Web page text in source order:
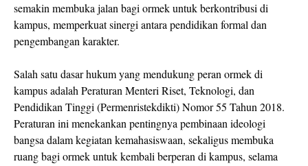
semakin membuka jalan bagi ormek untuk berkontribusi di
kampus, memperkuat sinergi antara pendidikan formal dan
pengembangan karakter.
Salah satu dasar hukum yang mendukung peran ormek di
kampus adalah Peraturan Menteri Riset, Teknologi, dan
Pendidikan Tinggi (Permenristekdikti) Nomor 55 Tahun 2018.
Peraturan ini menekankan pentingnya pembinaan ideologi
bangsa dalam kegiatan kemahasiswaan, sekaligus membuka
ruang bagi ormek untuk kembali berperan di kampus, selama